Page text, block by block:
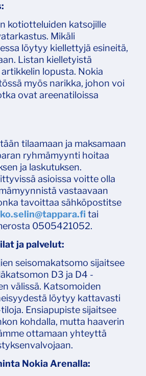
kotiotteluiden katsojille
Mikäli
löytyy kiellettyjä esineitä,
Listan kielletyistä
lopusta. Nokia
myös narikka, johon voi
ovat areenatiloissa
tilaamaan ja maksamaan
ryhmämyynti hoitaa
ja laskutuksen.
asioissa voitte olla
vastaavaan
tavoittaa sähköpostitse
tai
0505421052.
ja palvelut:
seisomakatsomo sijaitsee
D3 ja D4 -
välissä. Katsomoiden
löytyy kattavasti
Ensiapupiste sijaitsee
kohdalla, mutta haaverin
ottamaan yhteyttä
Nokia Arenalla: